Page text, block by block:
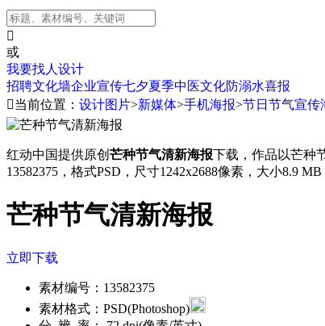

或
我要找人设计
招聘文化墙企业宣传七夕夏季中医文化防溺水喜报
当前位置： 设计图片>新媒体>手机海报>节日节气宣传
红动中国提供原创 芒种节气清新海报下载，作品以芒种
13582375，格式PSD，尺寸1242x2688像素，大小8.9
芒种节气清新海报
立即下载
素材编号： 13582375
素材格式： PSD(Photoshop)